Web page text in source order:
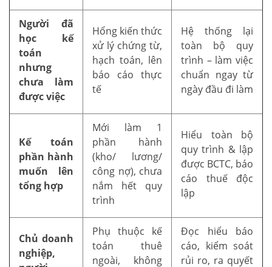
Người đã
học kế
toán
nhưng
chưa làm
được việc
Hổng kiến thức
xử lý chứng từ,
hạch toán, lên
báo cáo thực
tế
Hệ thống lại
toàn bộ quy
trình – làm việc
chuẩn ngay từ
ngày đầu đi làm
Kế toán
phần hành
muốn lên
tổng hợp
Mới làm 1
phần hành
(kho/ lương/
công nợ), chưa
nắm hết quy
trình
Hiểu toàn bộ
quy trình & lập
được BCTC, báo
cáo thuế độc
lập
Chủ doanh
nghiệp,
Phụ thuộc kế
toán thuê
ngoài, không
Đọc hiểu báo
cáo, kiểm soát
rủi ro, ra quyết